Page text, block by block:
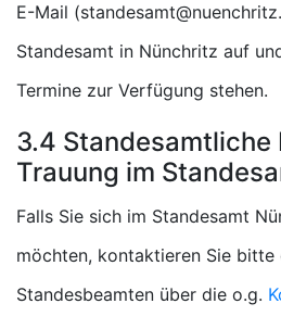
E-Mail (
Standesamt in Nünchritz auf
Termine zur Verfügung stehen.
3.4 Standesamtliche
Trauung im
Falls Sie sich im Standesamt
möchten, kontaktieren Sie bitte
Standesbeamten über die o.g.